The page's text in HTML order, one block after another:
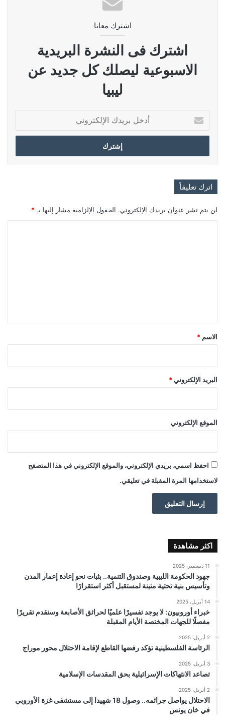
اشترك معانا
اشترك فى النشرة البريدية
الاسبوعية ليصلك كل جديد عن
ليبيا
بريدك
الإلكتروني
اترك تعليقاً
لن يتم نشر عنوان بريدك الإلكتروني. الحقول الإلزامية مشار إليها بـ *
*
الاسم *
البريد الإلكتروني *
الموقع الإلكتروني
احفظ اسمي، بريدي الإلكتروني، والموقع الإلكتروني في هذا المتصفح
لاستخدامها المرة المقبلة في تعليقي.
اكثر مشاهدة
11 ديسمبر، 2025
جهود الحكومة الليبية وصندوق التنمية.. بثبات نحو إعادة إعمار المدن
وتأسيس بنية تحتية متينة لمستقبل أكثر استقرارًا
14 أبريل، 2025
خبراء أوروبيون: لا يوجد تفسيرًا علميًا لحرائق الأصابعة وسنقدم تقريرًا
مفصلًا للجهات المختصة الأيام المقبلة
2 أبريل، 2025
الرئاسة الفلسطينية تؤكد رفضها القاطع لإقامة الاحتلال محور موراج
3 أبريل، 2025
تصاعد الانتهاكات الإسرائيلية بحق المقدسات الإسلامية
2 أبريل، 2025
الاحتلال يواصل جرائمه.. وصول 18 شهيدا إلى مستشفى غزة الأوروبي
في خان يونس